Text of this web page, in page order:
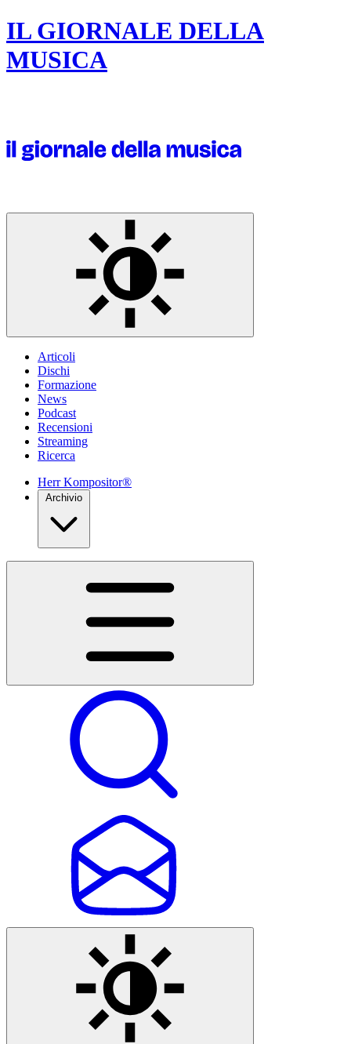
IL GIORNALE DELLA
MUSICA
Articoli
Dischi
Formazione
News
Podcast
Recensioni
Streaming
Ricerca
Herr Kompositor®
Archivio